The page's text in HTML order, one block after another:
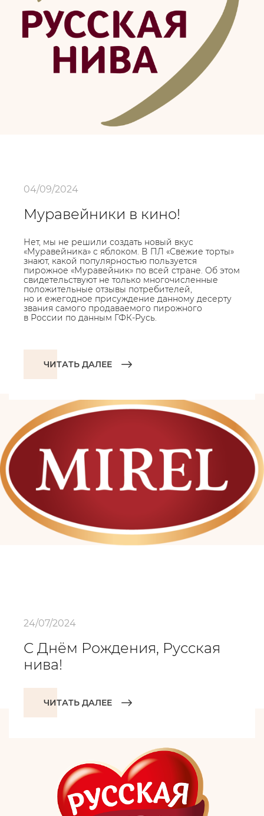
04/09/2024
Муравейники в кино!
Нет, мы не решили создать новый вкус
«Муравейника» с яблоком. В ПЛ «Свежие торты»
знают, какой популярностью пользуется
пирожное «Муравейник» по всей стране. Об этом
свидетельствуют не только многочисленные
положительные отзывы потребителей,
но и ежегодное присуждение данному десерту
звания самого продаваемого пирожного
в России по данным ГФК-Русь.
ЧИТАТЬ ДАЛЕЕ
24/07/2024
С Днём Рождения, Русская
нива!
ЧИТАТЬ ДАЛЕЕ